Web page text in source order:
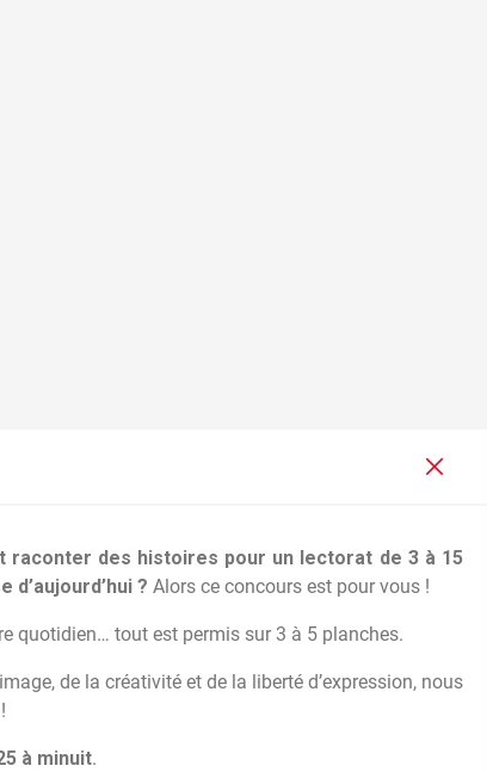
raconter des histoires pour un lectorat de 3 à 15
? Alors ce concours est pour vous !
quotidien… tout est permis sur 3 à 5 planches.
de la créativité et de la liberté d’expression, nous
à minuit.